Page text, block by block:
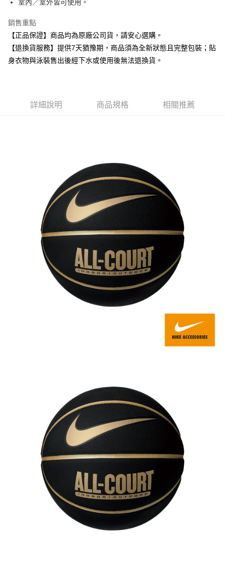
每筆NT$80，滿NT$599(含以上)免運費
7-11取貨付款
每筆NT$80，滿NT$599(含以上)免運費
室內／室外皆可使用。
銷售重點
【正品保證】商品均為原廠公司貨，請安心選購。
【退換貨服務】提供7天猶豫期，商品須為全新狀態且完整包裝；貼
身衣物與泳裝售出後經下水或使用後無法退換貨。
詳細說明 商品規格 相關推薦